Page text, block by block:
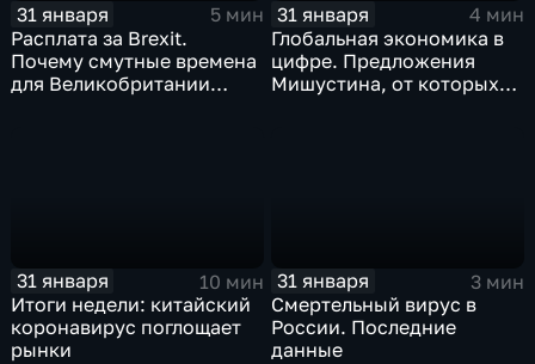
31 января
5 мин
Расплата за Brexit.
Почему смутные времена
для Великобритании
31 января
4 мин
Глобальная экономика в
цифре. Предложения
Мишустина, от которых
31 января
10 мин
Итоги недели: китайский
коронавирус поглощает
рынки
31 января
3 мин
Смертельный вирус в
России. Последние
данные